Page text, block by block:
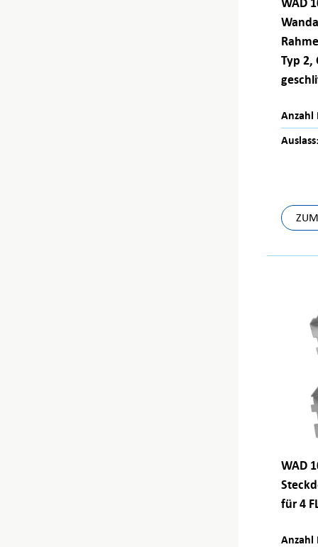
Typ 2,
Anzahl
Auslass
WAD
für 4
Anzahl